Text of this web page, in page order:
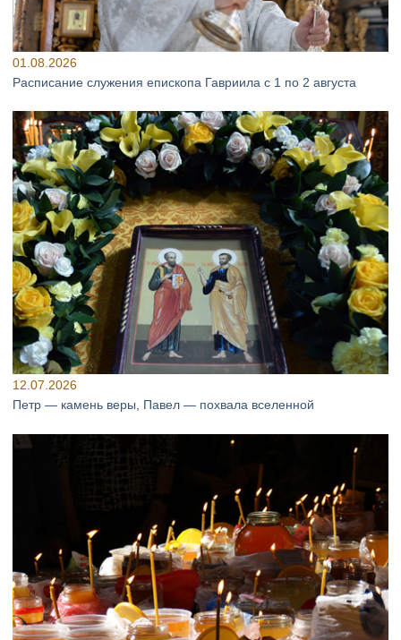
01.08.2026
Расписание служения епископа Гавриила с 1 по 2 августа
12.07.2026
Петр — камень веры, Павел — похвала вселенной